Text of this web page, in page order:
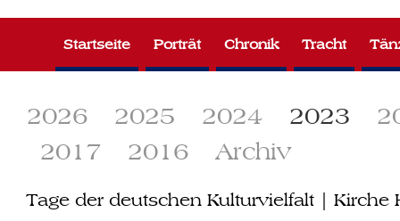
2026 2025 2024 2023
2017
2016 Archiv
Startseite Porträt Chronik Tracht
Tage der deutschen Kulturvielfalt | Kirche